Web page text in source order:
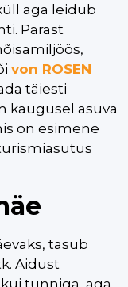
aga leidub
Pärast
von ROSEN
täiesti
kaugusel asuva
on esimene
tasub
Aidust
tunniga, aga